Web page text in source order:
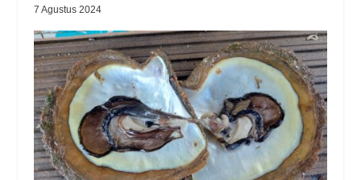
7 Agustus 2024